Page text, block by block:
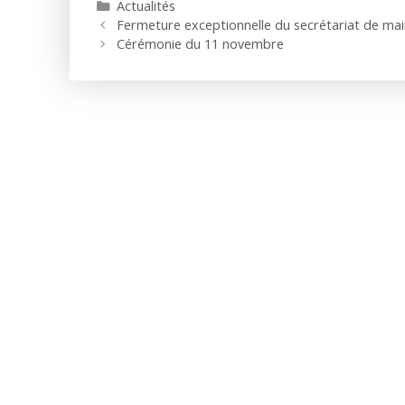
Catégories
Actualités
Fermeture exceptionnelle du secrétariat de
Cérémonie du 11 novembre